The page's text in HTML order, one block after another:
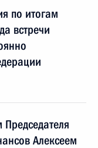
по итогам
встречи
Председателя
Алексеем